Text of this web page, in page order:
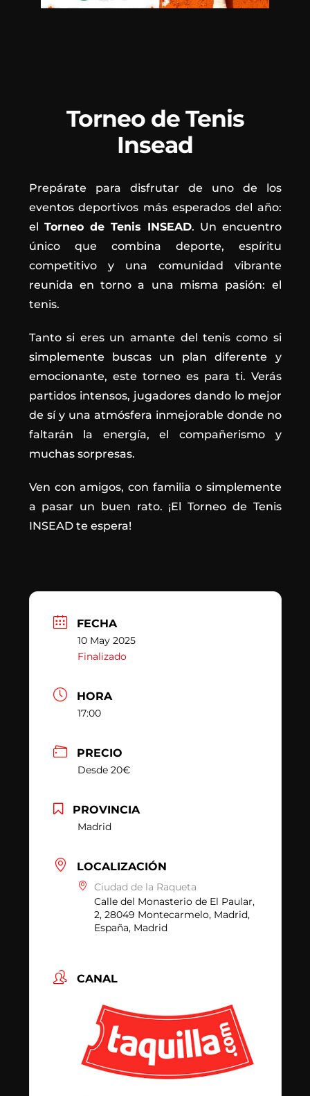
Torneo de Tenis
Insead
Prepárate para disfrutar de uno de los
eventos deportivos más esperados del año:
el Torneo de Tenis INSEAD. Un encuentro
único que combina deporte, espíritu
competitivo y una comunidad vibrante
reunida en torno a una misma pasión: el
tenis.
Tanto si eres un amante del tenis como si
simplemente buscas un plan diferente y
emocionante, este torneo es para ti. Verás
partidos intensos, jugadores dando lo mejor
de sí y una atmósfera inmejorable donde no
faltarán la energía, el compañerismo y
muchas sorpresas.
Ven con amigos, con familia o simplemente
a pasar un buen rato. ¡El Torneo de Tenis
INSEAD te espera!
FECHA
10 May 2025
Finalizado
HORA
17:00
PRECIO
Desde 20€
PROVINCIA
Madrid
LOCALIZACIÓN
Ciudad de la Raqueta
Calle del Monasterio de El Paular,
2, 28049 Montecarmelo, Madrid,
España, Madrid
CANAL